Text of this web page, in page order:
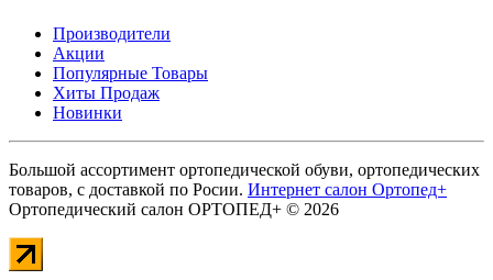
Производители
Акции
Популярные Товары
Хиты Продаж
Новинки
Большой ассортимент ортопедической обуви, ортопедических
товаров, с доставкой по Росии. Интернет салон Ортопед+
Ортопедический салон ОРТОПЕД+ © 2026